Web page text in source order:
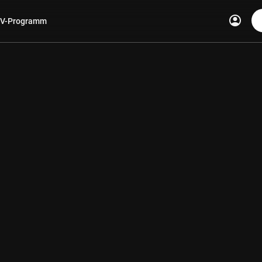
Programm account_circle